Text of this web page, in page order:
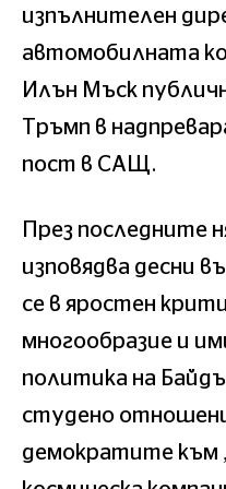
изпълнителен
автомобилната
Илън Мъск
Тръмп в
пост в САЩ.
През последните
изповядва десни
се в яростен
многообразие и
политика на
студено
демократите към